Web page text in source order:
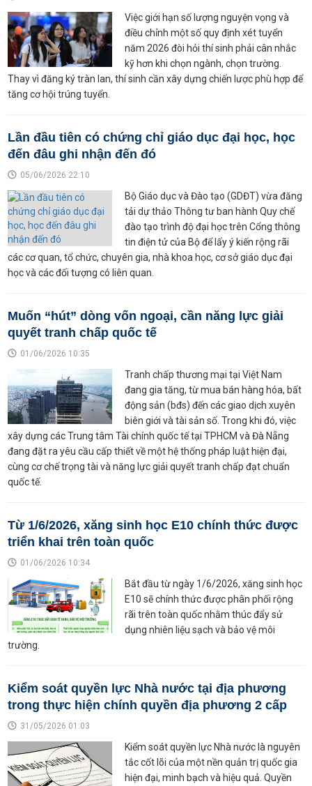
Việc giới hạn số lượng nguyện vọng và
điều chỉnh một số quy định xét tuyển
năm 2026 đòi hỏi thí sinh phải cân nhắc
kỹ hơn khi chọn ngành, chọn trường.
Thay vì đăng ký tràn lan, thí sinh cần xây dựng chiến lược phù hợp để
tăng cơ hội trúng tuyển.
Lần đầu tiên có chứng chỉ giáo dục đại học, học
đến đâu ghi nhận đến đó
05/06/2026 22:10
Bộ Giáo dục và Đào tạo (GDĐT) vừa đăng
tải dự thảo Thông tư ban hành Quy chế
đào tạo trình độ đại học trên Cổng thông
tin điện tử của Bộ để lấy ý kiến rộng rãi
các cơ quan, tổ chức, chuyên gia, nhà khoa học, cơ sở giáo dục đại
học và các đối tượng có liên quan.
Muốn “hút” dòng vốn ngoại, cần năng lực giải
quyết tranh chấp quốc tế
01/06/2026 10:35
Tranh chấp thương mại tại Việt Nam
đang gia tăng, từ mua bán hàng hóa, bất
động sản (bđs) đến các giao dịch xuyên
biên giới và tài sản số. Trong khi đó, việc
xây dựng các Trung tâm Tài chính quốc tế tại TPHCM và Đà Nẵng
đang đặt ra yêu cầu cấp thiết về một hệ thống pháp luật hiện đại,
cùng cơ chế trọng tài và năng lực giải quyết tranh chấp đạt chuẩn
quốc tế.
Từ 1/6/2026, xăng sinh học E10 chính thức được
triển khai trên toàn quốc
01/06/2026 10:34
Bắt đầu từ ngày 1/6/2026, xăng sinh học
E10 sẽ chính thức được phân phối rộng
rãi trên toàn quốc nhằm thúc đẩy sử
dụng nhiên liệu sạch và bảo vệ môi
trường.
Kiểm soát quyền lực Nhà nước tại địa phương
trong thực hiện chính quyền địa phương 2 cấp
31/05/2026 01:03
Kiểm soát quyền lực Nhà nước là nguyên
tắc cốt lõi của một nền quản trị quốc gia
hiện đại, minh bạch và hiệu quả. Quyền